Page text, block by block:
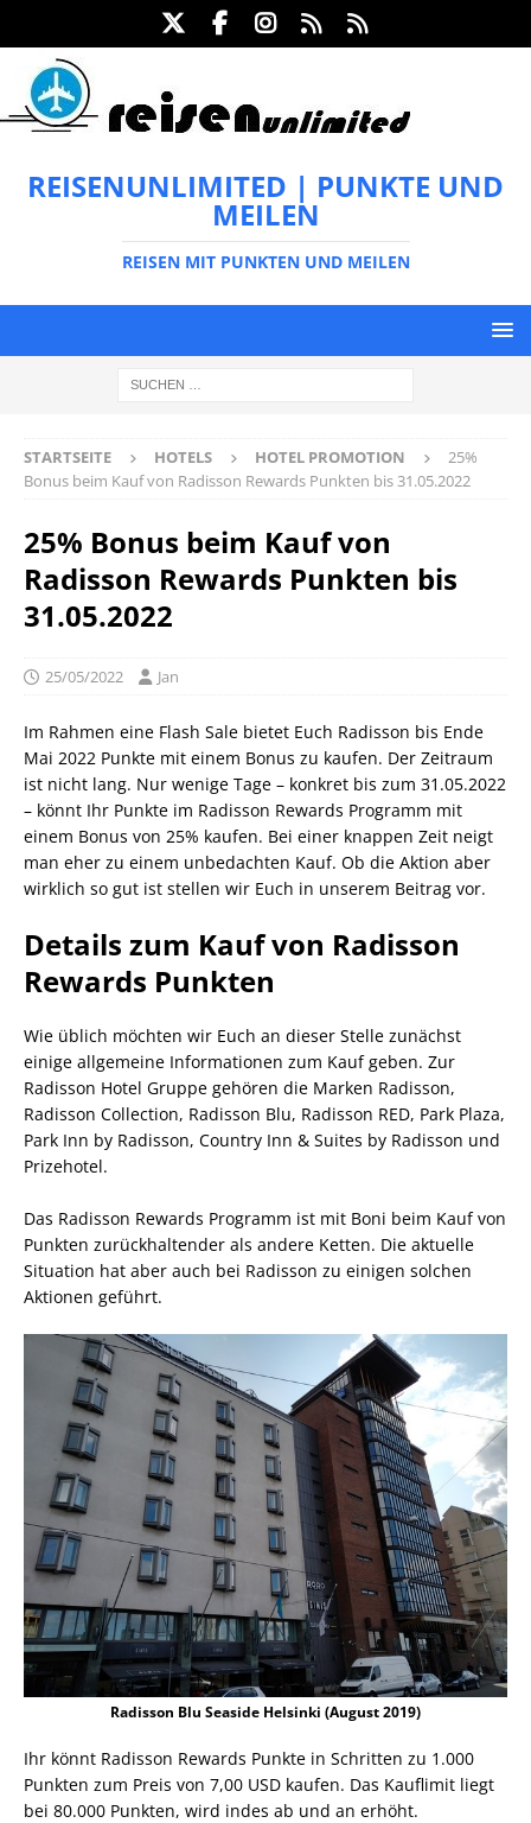
REISENUNLIMITED | PUNKTE UND
MEILEN
REISEN MIT PUNKTEN UND MEILEN
STARTSEITE HOTELS HOTEL PROMOTION
25%
Bonus beim Kauf von Radisson Rewards Punkten bis 31.05.2022
25% Bonus beim Kauf von
Radisson Rewards Punkten bis
31.05.2022
25/05/2022 Jan
Im Rahmen eine Flash Sale bietet Euch Radisson bis Ende
Mai 2022 Punkte mit einem Bonus zu kaufen. Der Zeitraum
ist nicht lang. Nur wenige Tage – konkret bis zum 31.05.2022
– könnt Ihr Punkte im Radisson Rewards Programm mit
einem Bonus von 25% kaufen. Bei einer knappen Zeit neigt
man eher zu einem unbedachten Kauf. Ob die Aktion aber
wirklich so gut ist stellen wir Euch in unserem Beitrag vor.
Details zum Kauf von Radisson
Rewards Punkten
Wie üblich möchten wir Euch an dieser Stelle zunächst
einige allgemeine Informationen zum Kauf geben. Zur
Radisson Hotel Gruppe gehören die Marken Radisson,
Radisson Collection, Radisson Blu, Radisson RED, Park Plaza,
Park Inn by Radisson, Country Inn & Suites by Radisson und
Prizehotel.
Das Radisson Rewards Programm ist mit Boni beim Kauf von
Punkten zurückhaltender als andere Ketten. Die aktuelle
Situation hat aber auch bei Radisson zu einigen solchen
Aktionen geführt.
Radisson Blu Seaside Helsinki (August 2019)
Ihr könnt Radisson Rewards Punkte in Schritten zu 1.000
Punkten zum Preis von 7,00 USD kaufen. Das Kauflimit liegt
bei 80.000 Punkten, wird indes ab und an erhöht.